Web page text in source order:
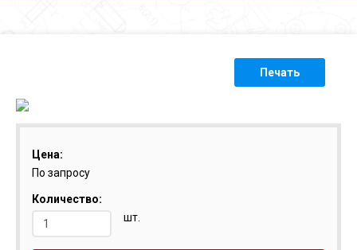
Печать
Цена:
По запросу
Количество:
шт.